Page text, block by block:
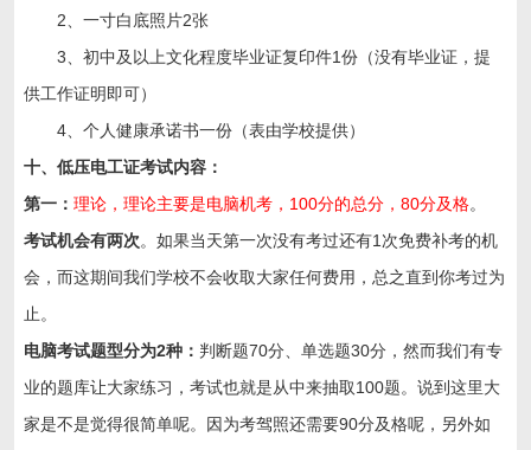
2、一寸白底照片2张
3、初中及以上文化程度毕业证复印件1份（没有毕业证，提
供工作证明即可）
4、个人健康承诺书一份（表由学校提供）
十、低压电工证考试内容：
第一：理论，理论主要是电脑机考，100分的总分，80分及格。
考试机会有两次。如果当天第一次没有考过还有1次免费补考的机
会，而这期间我们学校不会收取大家任何费用，总之直到你考过为
止。
电脑考试题型分为2种： 判断题70分、单选题30分，然而我们有专
业的题库让大家练习，考试也就是从中来抽取100题。说到这里大
家是不是觉得很简单呢。因为考驾照还需要90分及格呢，另外如